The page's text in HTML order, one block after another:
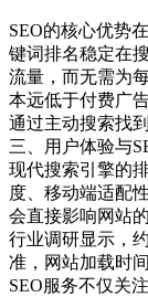
SEO的核心优势
键词排名稳定在
流量，而无需为
本远低于付费广
通过主动搜索找
三、用户体验与
现代搜索引擎的
度、移动端适配
会直接影响网站
行业调研显示，
准，网站加载时
SEO服务不仅关